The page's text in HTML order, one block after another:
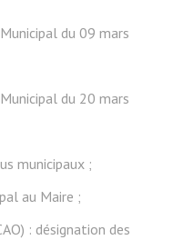
du 09 mars
du 20 mars
municipaux ;
au Maire ;
: désignation des